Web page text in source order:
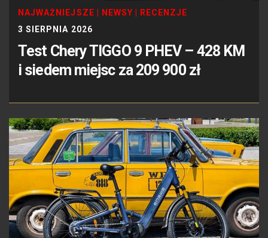
NAJWAŻNIEJSZE NEWSY
RECENZJE
3 SIERPNIA 2026
Test Chery TIGGO 9 PHEV – 428 KM
i siedem miejsc za 209 900 zł